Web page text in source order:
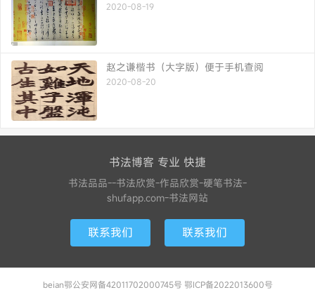
2020-08-19
赵之谦楷书（大字版）便于手机查阅
2020-08-20
书法博客 专业 快捷
书法品品--书法欣赏-作品欣赏-硬笔书法-
shufapp.com-书法网站
联系我们 联系我们
beian鄂公安网备42011702000745号 鄂ICP备2022013600号